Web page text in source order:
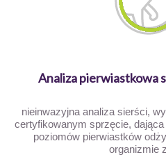
Analiza pierwiastkowa
nieinwazyjna analiza sierści,
certyfikowanym sprzęcie,
poziomów pierwiastków
organizmie